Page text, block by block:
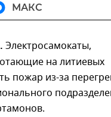
МАКС
Электросамокаты,
на литиевых
пожар из-за